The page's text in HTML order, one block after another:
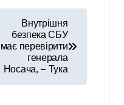
Внутрішня
безпека СБУ
має перевірити
генерала
Носача, — Тука